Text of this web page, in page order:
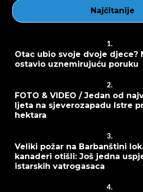
Najčitanije
1.
Otac ubio svoje dvoje djece?
ostavio uznemirujuću poruku
2.
FOTO & VIDEO / Jedan od
ljeta na sjeverozapadu Istre
hektara
3.
Veliki požar na Barbanštini
kanaderi otišli: Još jedna
istarskih vatrogasaca
4.